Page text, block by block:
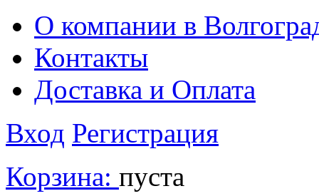
О компании в
Контакты
Доставка и Оплата
Вход Регистрация
Корзина: пуста